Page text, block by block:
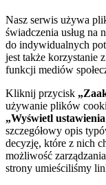
Nasz serwis używa
świadczenia usług na
do indywidualnych
jest także korzystanie
funkcji mediów
Kliknij przycisk
używanie plików
„Wyświetl
szczegółowy opis
decyzję, które z nich
możliwość
strony umieściliśmy